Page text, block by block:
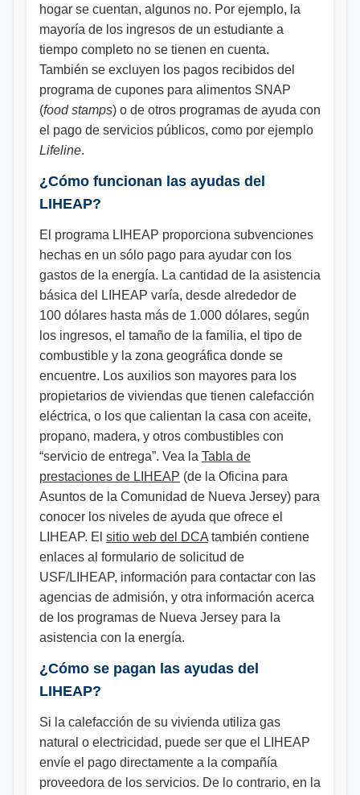
hogar se cuentan, algunos no. Por ejemplo, la
mayoría de los ingresos de un estudiante a
tiempo completo no se tienen en cuenta.
También se excluyen los pagos recibidos del
programa de cupones para alimentos SNAP
(food stamps) o de otros programas de ayuda con
el pago de servicios públicos, como por ejemplo
Lifeline.
¿Cómo funcionan las ayudas del
LIHEAP?
El programa LIHEAP proporciona subvenciones
hechas en un sólo pago para ayudar con los
gastos de la energía. La cantidad de la asistencia
básica del LIHEAP varía, desde alrededor de
100 dólares hasta más de 1.000 dólares, según
los ingresos, el tamaño de la familia, el tipo de
combustible y la zona geográfica donde se
encuentre. Los auxilios son mayores para los
propietarios de viviendas que tienen calefacción
eléctrica, o los que calientan la casa con aceite,
propano, madera, y otros combustibles con
“servicio de entrega”. Vea la Tabla de
prestaciones de LIHEAP (de la Oficina para
Asuntos de la Comunidad de Nueva Jersey) para
conocer los niveles de ayuda que ofrece el
LIHEAP. El sitio web del DCA también contiene
enlaces al formulario de solicitud de
USF/LIHEAP, información para contactar con las
agencias de admisión, y otra información acerca
de los programas de Nueva Jersey para la
asistencia con la energía.
¿Cómo se pagan las ayudas del
LIHEAP?
Si la calefacción de su vivienda utiliza gas
natural o electricidad, puede ser que el LIHEAP
envíe el pago directamente a la compañía
proveedora de los servicios. De lo contrario, en la